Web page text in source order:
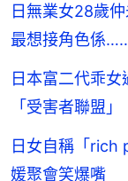
日無業女28歲
最想接角色係
日本富二代乖
「受害者聯盟」
日女自稱「
媛聚會笑爆嘴